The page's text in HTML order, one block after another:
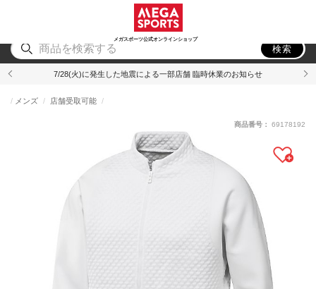
メガスポーツ公式オンラインショップ
アウトドア
検索
7/28(火)に発生した地震による一部店舗 臨時休業のお知らせ
メンズ 店舗受取可能
商品番号： 69178192